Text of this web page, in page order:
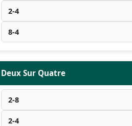
2-4
8-4
Deux Sur Quatre
2-8
2-4